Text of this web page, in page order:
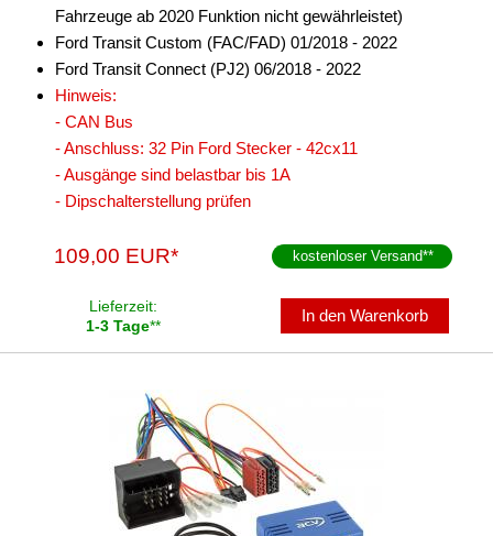
für Chevrolet
für Chrysler
für Citroen
für DAF
für Dodge
alle Signale
Axion
Blaupunkt
Fahrzeuge ab 2020 Funktion nicht gewährleistet)
Ford Transit Custom (FAC/FAD) 01/2018 - 2022
Ford Transit Connect (PJ2) 06/2018 - 2022
Hinweis:
- CAN Bus
- Anschluss: 32 Pin Ford Stecker - 42cx11
- Ausgänge sind belastbar bis 1A
- Dipschalterstellung prüfen
109,00 EUR* kostenloser Versand**
Lieferzeit:
1-3 Tage**
In den Warenkorb